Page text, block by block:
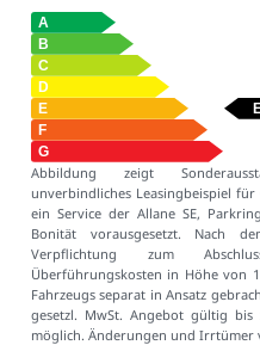
Abbildung zeigt
unverbindliches Leasingbeispiel
ein Service der Allane SE,
Bonität vorausgesetzt. Nach
Verpflichtung zum
Überführungskosten in Höhe von
Fahrzeugs separat in Ansatz
gesetzl. MwSt. Angebot gültig bis
möglich. Änderungen und Irrtümer